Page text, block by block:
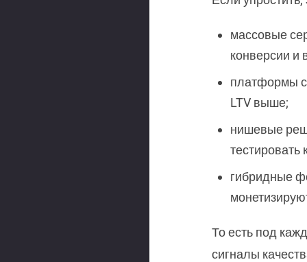
массовые
конверсии и
платформы с
LTV выше;
нишевые
гибридные
То есть под
сигналы